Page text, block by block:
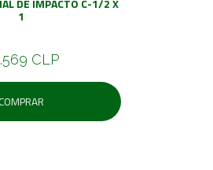
DE IMPACTO C-1/2 X
1
CLP